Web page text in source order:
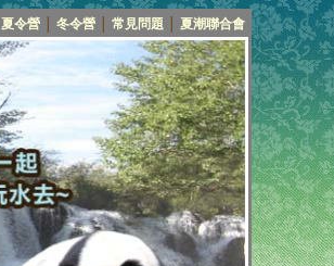
夏令營 冬令營 常見問題 夏潮聯合會